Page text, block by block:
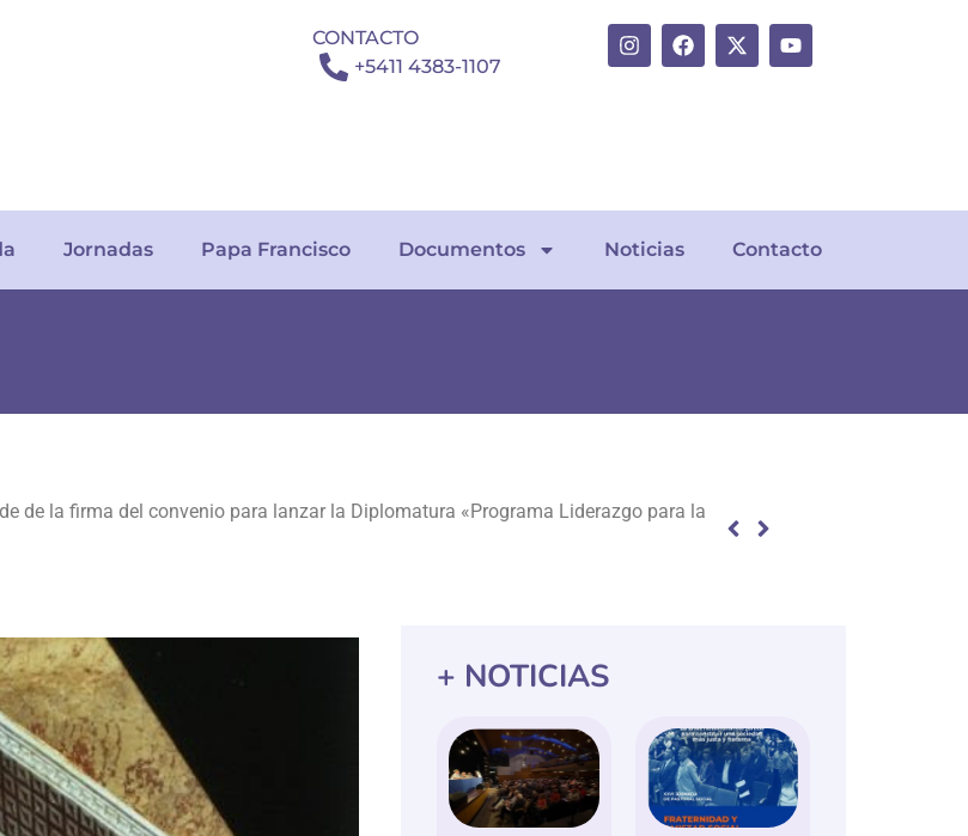
CONTACTO
+5411 4383-1107
Jornadas Papa Francisco Documentos Noticias Contacto
Encíclica Magnifica humanitas
+ NOTICIAS